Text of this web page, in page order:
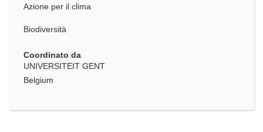
Azione per il clima
Biodiversità
Coordinato da
UNIVERSITEIT GENT
Belgium